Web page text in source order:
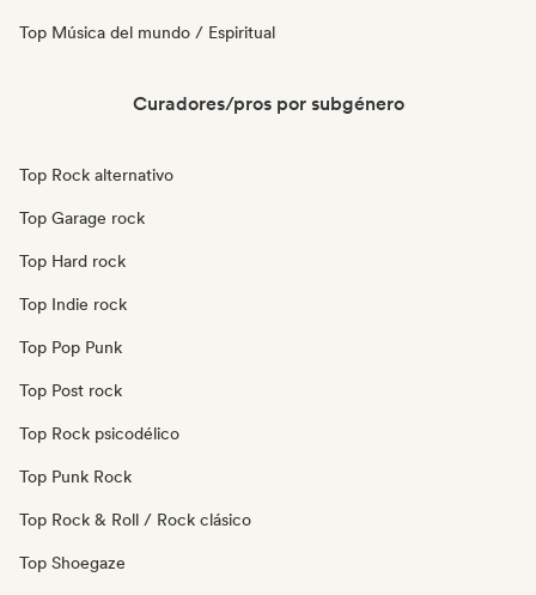
Top Música del mundo / Espiritual
Curadores/pros por subgénero
Top Rock alternativo
Top Garage rock
Top Hard rock
Top Indie rock
Top Pop Punk
Top Post rock
Top Rock psicodélico
Top Punk Rock
Top Rock & Roll / Rock clásico
Top Shoegaze